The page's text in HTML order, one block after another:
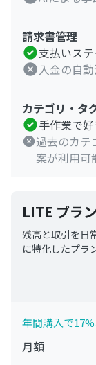
請求書管理
支払いス
入金の自
カテゴリ・タ
手作業で
過去のカテ
案が利用可
LITE プラン
残高と取引を日
に特化したプラ
年間購入で
月額